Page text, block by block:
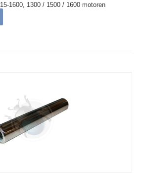
1600, 1300 / 1500 / 1600 motoren